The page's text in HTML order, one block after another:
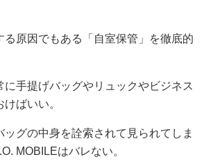
る原因でもある「自室保管」を徹底的
に手提げバッグやリュックやビジネス
ばいい。
ッグの中身を詮索されて見られてしま
MOBILEはバレない。